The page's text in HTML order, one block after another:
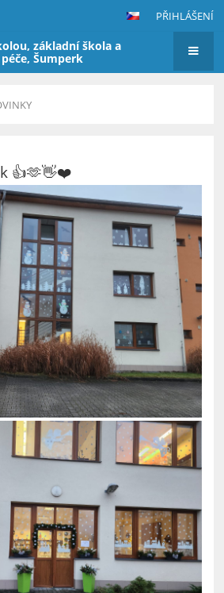
PŘIHLÁŠENÍ
základní škola a
Šumperk
👍🫶👋❤️